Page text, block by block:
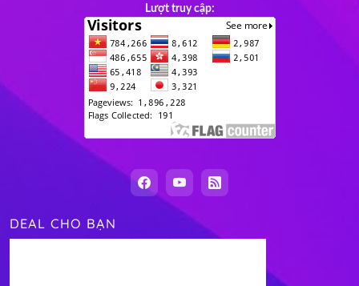
Lượt truy cập:
DEAL CHO BẠN